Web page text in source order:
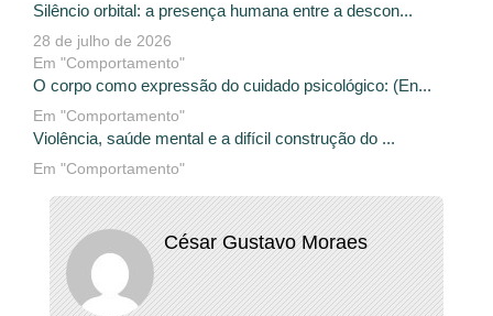
Silêncio orbital: a presença humana entre a descon...
28 de julho de 2026
Em "Comportamento"
O corpo como expressão do cuidado psicológico: (En...
Em "Comportamento"
Violência, saúde mental e a difícil construção do ...
Em "Comportamento"
César Gustavo Moraes